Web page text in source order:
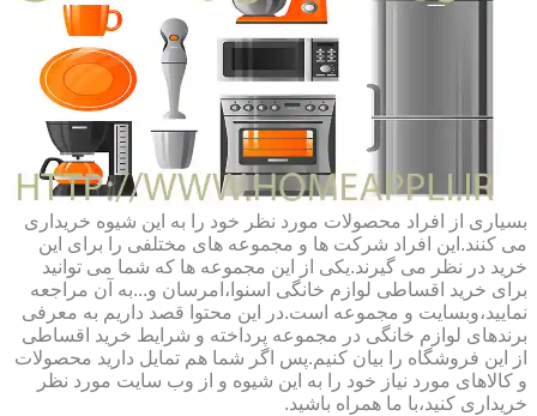
بسیاری از افراد محصولات مورد نظر خود را به این شیوه خریداری
می کنند.این افراد شرکت ها و مجموعه های مختلفی را برای این
خرید در نظر می گیرند.یکی از این مجموعه ها که شما می توانید
برای خرید اقساطی لوازم خانگی اسنوا،امرسان و...به آن مراجعه
نمایید،وبسایت و مجموعه است.در این محتوا قصد داریم به معرفی
برندهای لوازم خانگی در مجموعه پرداخته و شرایط خرید اقساطی
از این فروشگاه را بیان کنیم.پس اگر شما هم تمایل دارید محصولات
و کالاهای مورد نیاز خود را به این شیوه و از وب سایت مورد نظر
خریداری کنید،با ما همراه باشید.